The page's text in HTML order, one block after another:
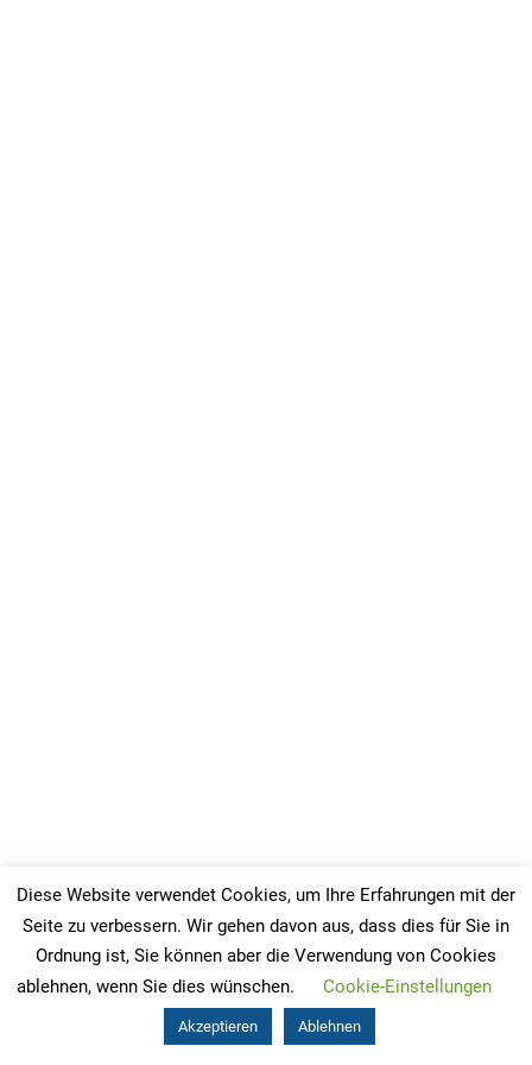
Diese Website verwendet Cookies, um Ihre Erfahrungen mit der
Seite zu verbessern. Wir gehen davon aus, dass dies für Sie in
Ordnung ist, Sie können aber die Verwendung von Cookies
ablehnen, wenn Sie dies wünschen.
Cookie-Einstellungen
Akzeptieren Ablehnen